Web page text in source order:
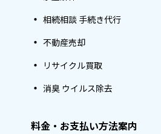
相続相談 手続き代行
不動産売却
リサイクル買取
消臭 ウイルス除去
料金・お支払い方法案内